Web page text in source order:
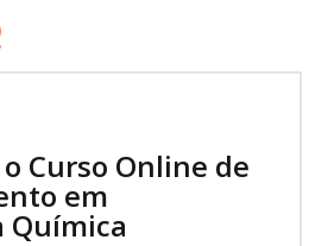
Curso Online de
em
Química